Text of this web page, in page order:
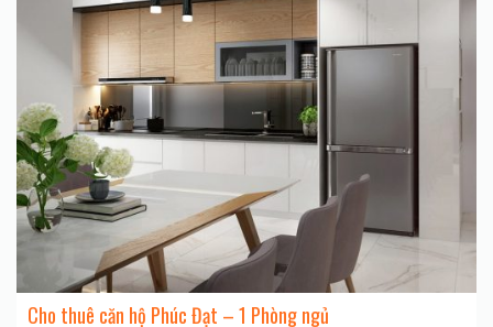
Cho thuê căn hộ Phúc Đạt – 1 Phòng ngủ